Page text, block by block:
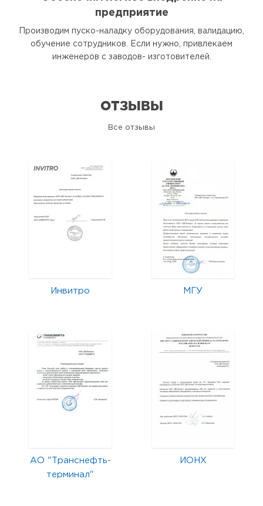
предприятие
Производим пуско-наладку оборудования, валидацию,
обучение сотрудников. Если нужно, привлекаем
инженеров с заводов- изготовителей.
ОТЗЫВЫ
Все отзывы
Инвитро МГУ
АО "Транснефть-
терминал"
ИОНХ